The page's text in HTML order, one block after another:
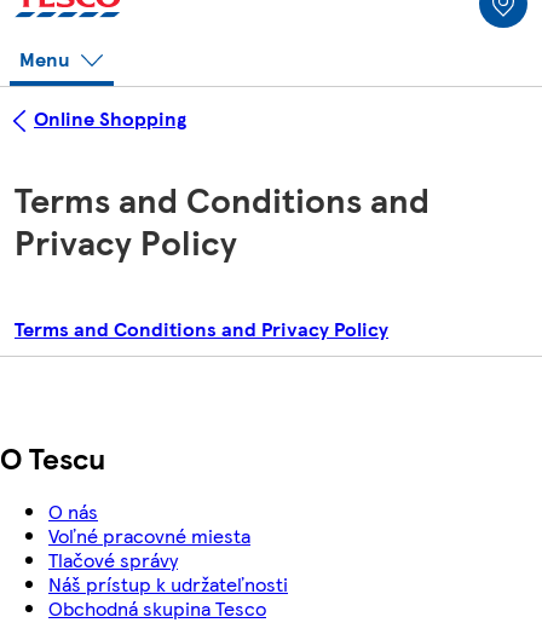
Menu
Online Shopping
Terms and Conditions and
Privacy Policy
Terms and Conditions and Privacy Policy
O Tescu
O nás
Voľné pracovné miesta
Tlačové správy
Náš prístup k udržateľnosti
Obchodná skupina Tesco